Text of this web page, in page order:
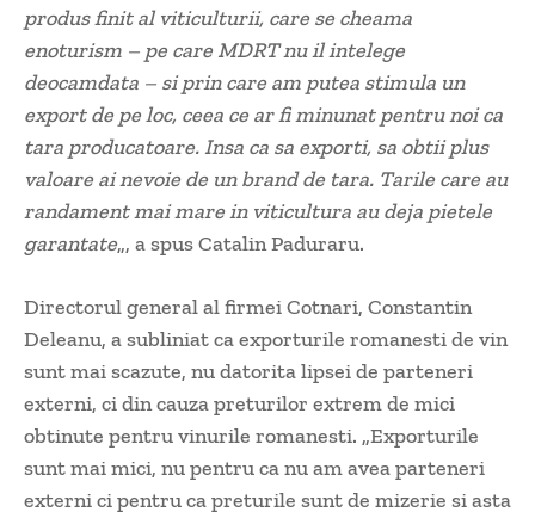
produs finit al viticulturii, care se cheama
enoturism – pe care MDRT nu il intelege
deocamdata – si prin care am putea stimula un
export de pe loc, ceea ce ar fi minunat pentru noi ca
tara producatoare. Insa ca sa exporti, sa obtii plus
valoare ai nevoie de un brand de tara. Tarile care au
randament mai mare in viticultura au deja pietele
garantate„, a spus Catalin Paduraru.
Directorul general al firmei Cotnari, Constantin
Deleanu, a subliniat ca exporturile romanesti de vin
sunt mai scazute, nu datorita lipsei de parteneri
externi, ci din cauza preturilor extrem de mici
obtinute pentru vinurile romanesti. „Exporturile
sunt mai mici, nu pentru ca nu am avea parteneri
externi ci pentru ca preturile sunt de mizerie si asta